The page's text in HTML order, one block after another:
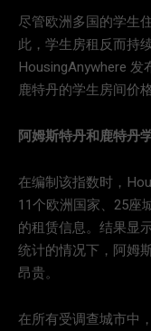
尽管欧洲多国的学生
此，学生房租反而持
HousingAnywhere
鹿特丹的学生房间价
阿姆斯特丹和鹿特丹
在编制该指数时，
11个欧洲国家、25座
的租赁信息。结果显
统计的情况下，阿姆
昂贵。
在所有受调查城市中